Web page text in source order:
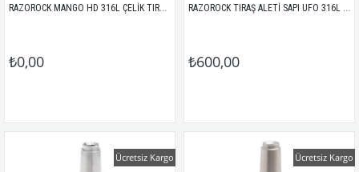
RAZOROCK MANGO HD 316L ÇELİK TIRAŞ ALETİ SAPI
₺0,00
RAZOROCK TIRAŞ ALETİ SAPI UFO 316L ÇELİK
₺600,00
Ücretsiz Kargo Ücretsiz Kargo